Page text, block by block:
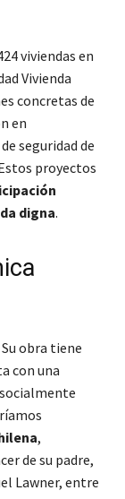
viviendas en
Vivienda
concretas de
en
seguridad de
proyectos
digna.
obra tiene
con una
,
de su padre,
Lawner, entre